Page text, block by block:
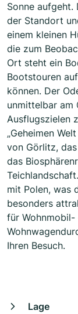
Sonne aufgeht.
der Standort
einem kleinen
die zum
Ort steht ein
Bootstouren
können. Der
unmittelbar am
Ausflugszielen
„Geheimen
von Görlitz,
das
mit Polen, was
besonders
für Wohnmobil-
Ihren Besuch.
Lage